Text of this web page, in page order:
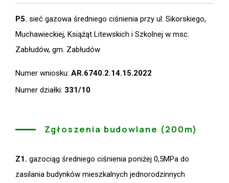
P5. sieć gazowa średniego ciśnienia przy ul. Sikorskiego,
Muchawieckiej, Książąt Litewskich i Szkolnej w msc.
Zabłudów, gm. Zabłudów
Numer wniosku: AR.6740.2.14.15.2022
Numer działki: 331/10
Zgłoszenia budowlane (200m)
Z1. gazociąg średniego ciśnienia poniżej 0,5MPa do
zasilania budynków mieszkalnych jednorodzinnych